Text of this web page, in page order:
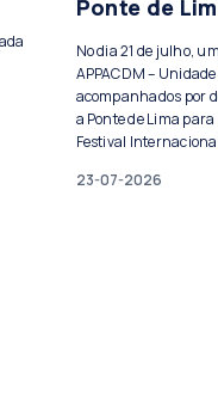
Ponte de
No dia 21 de julho,
APPACDM –
acompanhados por
a Ponte de Lima
Festival
23-07-2026